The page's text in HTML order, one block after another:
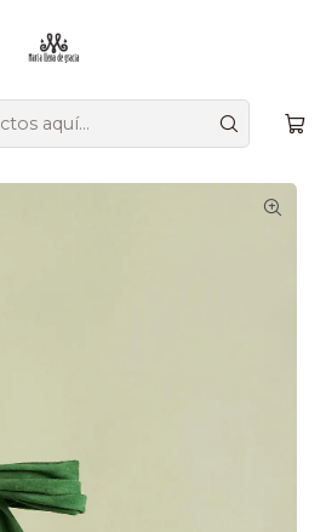
a mano por artesanos
su herencia en cada detalle.